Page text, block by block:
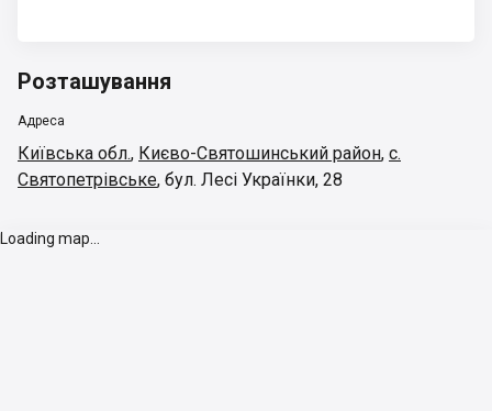
Розташування
Адреса
Київська обл., Києво-Святошинський район, с.
Святопетрівське, бул. Лесі Українки, 28
Loading map...